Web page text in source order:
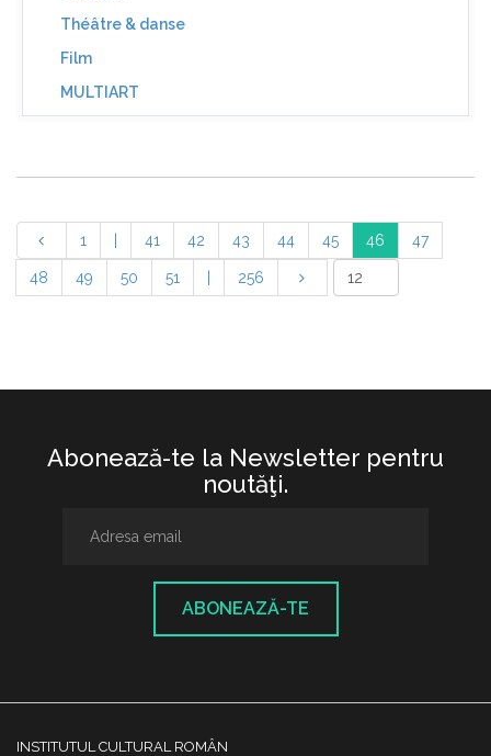
Théâtre & danse
Film
MULTIART
1 41 42 43 44 45 46 47
48 49 50 51 256
Abonează-te la Newsletter pentru
noutăţi.
ABONEAZĂ-TE
INSTITUTUL CULTURAL ROMÂN